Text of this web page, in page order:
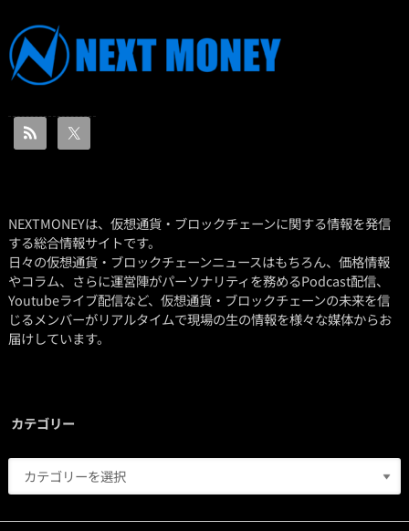
NEXTMONEYは、仮想通貨・ブロックチェーンに関する情報を発信
する総合情報サイトです。
日々の仮想通貨・ブロックチェーンニュースはもちろん、価格情報
やコラム、さらに運営陣がパーソナリティを務めるPodcast配信、
Youtubeライブ配信など、仮想通貨・ブロックチェーンの未来を信
じるメンバーがリアルタイムで現場の生の情報を様々な媒体からお
届けしています。
カテゴリー